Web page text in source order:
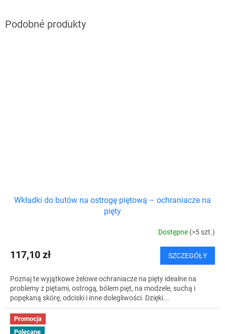
Wkładki do butów na ostrogę piętową – ochraniacze na
pięty
Dostępne (>5 szt.)
117,10 zł SZCZEGÓŁY
Poznaj te wyjątkowe żelowe ochraniacze na pięty idealne na
problemy z piętami, ostrogą, bólem pięt, na modzele, suchą i
popękaną skórę, odciski i inne dolegliwości. Dzięki...
Promocja
Polecane